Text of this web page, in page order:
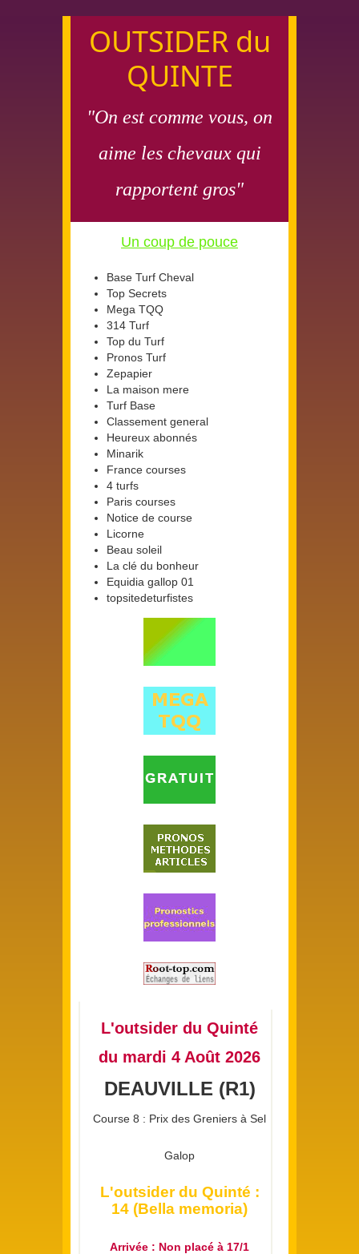
OUTSIDER du
QUINTE
"On est comme vous, on
aime les chevaux qui
rapportent gros"
Un coup de pouce
Base Turf Cheval
Top Secrets
Mega TQQ
314 Turf
Top du Turf
Pronos Turf
Zepapier
La maison mere
Turf Base
Classement general
Heureux abonnés
Minarik
France courses
4 turfs
Paris courses
Notice de course
Licorne
Beau soleil
La clé du bonheur
Equidia gallop 01
topsitedeturfistes
L'outsider du Quinté
du mardi 4 Août 2026
DEAUVILLE (R1)
Course 8 : Prix des Greniers à Sel
Galop
L'outsider du Quinté :
14 (Bella memoria)
Arrivée : Non placé à 17/1